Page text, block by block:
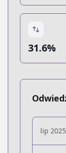
31.6%
lip 2025